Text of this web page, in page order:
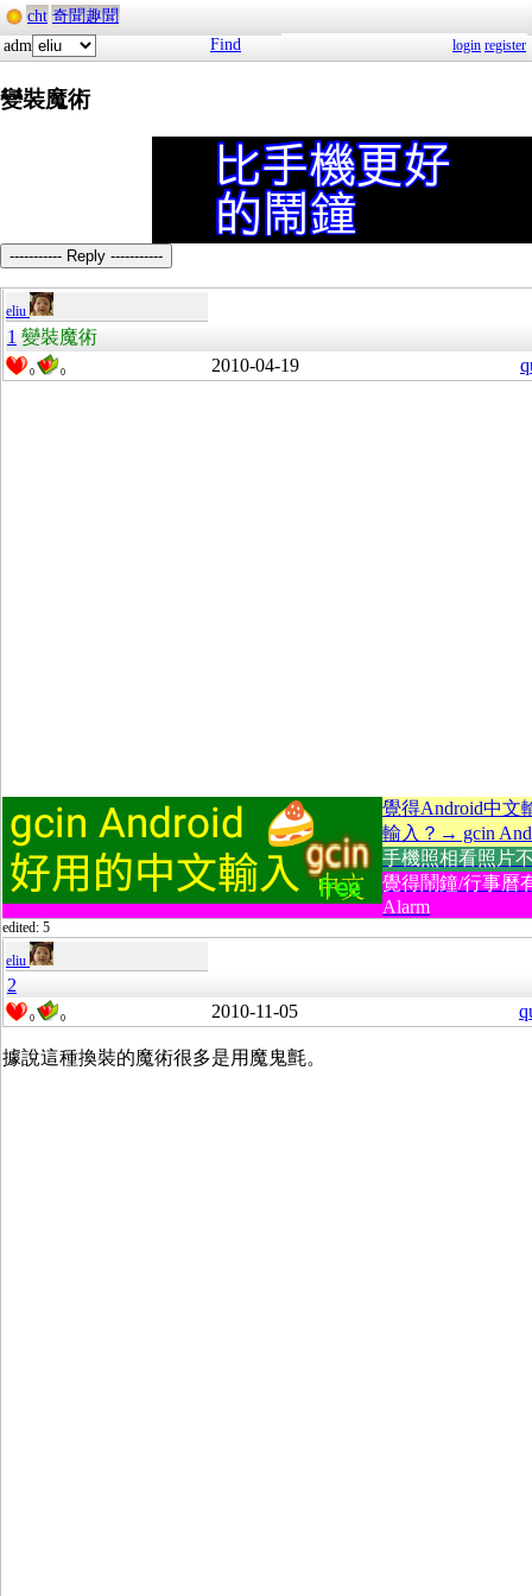
cht 奇聞趣聞
adm
Find login register
變裝魔術
----------- Reply -----------
eliu
1 變裝魔術
0 0 2010-04-19
覺得Android中文
輸入？→ gcin
手機照相看照片
覺得鬧鐘/行事
Alarm
edited: 5
eliu
2
0 0 2010-11-05
據說這種換裝的魔術很多是用魔鬼氈。